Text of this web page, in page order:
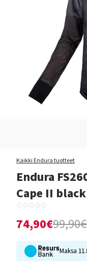
Kaikki Endura tuotteet
Endura
Cape II black
74,90€99,90€
Maksa